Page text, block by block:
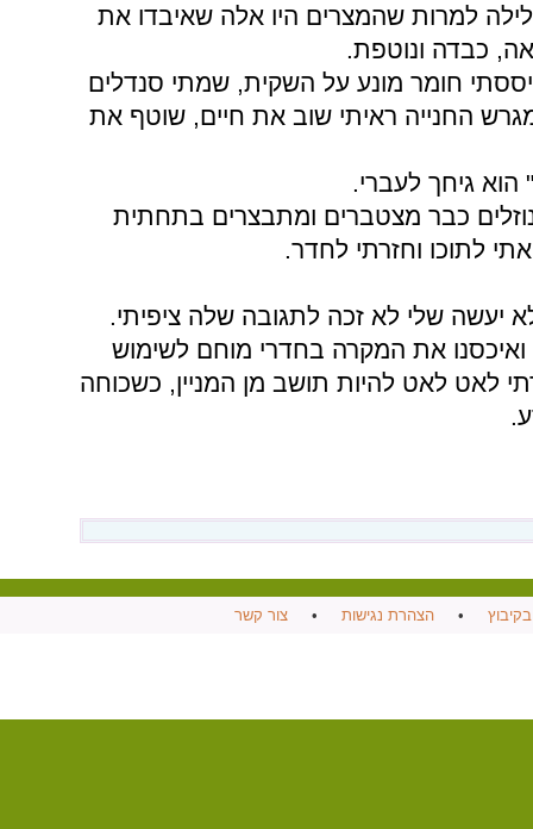
למרות שהמצרים היו אלה שאיבדו את
חומר מונע על השקית, שמתי סנדלים
החנייה ראיתי שוב את חיים, שוטף את
גיחך לעברי.
כבר מצטברים ומתבצרים בתחתית
לתוכו וחזרתי לחדר.
שלי לא זכה לתגובה שלה ציפיתי.
את המקרה בחדרי מוחם לשימוש
לאט לאט להיות תושב מן המניין, כשכוחה
•הצהרת נגישות •צור קשר